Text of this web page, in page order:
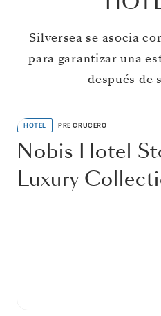
Silversea se asocia
para garantizar una
después de
HOTEL PRE CRUCERO
Nobis Hotel
Luxury